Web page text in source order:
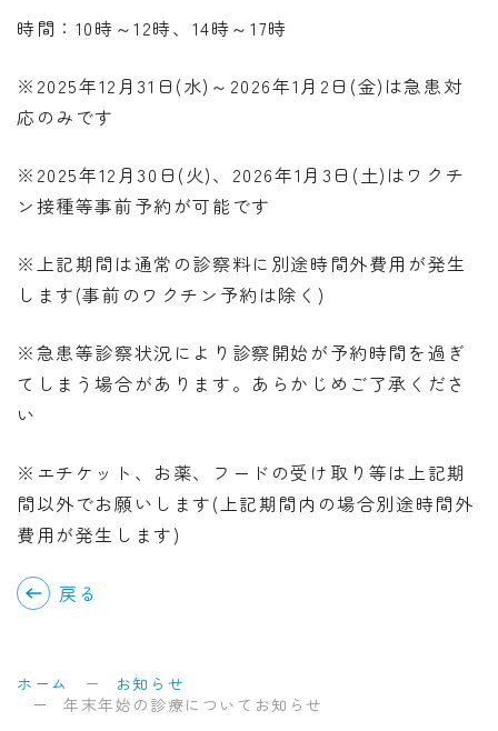
時間：10時～12時、14時～17時
※2025年12月31日(水)～2026年1月2日(金)は急患対
応のみです
※2025年12月30日(火)、2026年1月3日(土)はワクチ
ン接種等事前予約が可能です
※上記期間は通常の診察料に別途時間外費用が発生
します(事前のワクチン予約は除く)
※急患等診察状況により診察開始が予約時間を過ぎ
てしまう場合があります。あらかじめご了承くださ
い
※エチケット、お薬、フードの受け取り等は上記期
間以外でお願いします(上記期間内の場合別途時間外
費用が発生します)
戻る
ホーム
お知らせ
年末年始の診療についてお知らせ